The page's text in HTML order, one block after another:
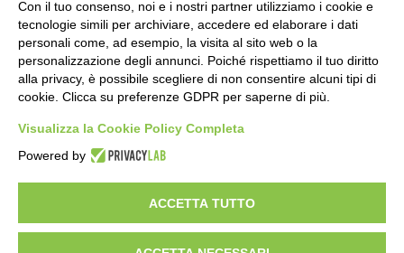
Gestione consensi cookie
Amministrazione trasparente
Pagina visualizzata
977 volte
Sezione Copyright
Copyright 2026 | Engineered and powered by Gruppo Spaggiari
Parma S.p.A. | Divisione Publishing & New Social Media
Con il tuo consenso, noi e i nostri partner utilizziamo i cookie e
tecnologie simili per archiviare, accedere ed elaborare i dati
personali come, ad esempio, la visita al sito web o la
personalizzazione degli annunci. Poiché rispettiamo il tuo diritto
alla privacy, è possibile scegliere di non consentire alcuni tipi di
cookie. Clicca su preferenze GDPR per saperne di più.
Visualizza la Cookie Policy Completa
Powered by
ACCETTA TUTTO